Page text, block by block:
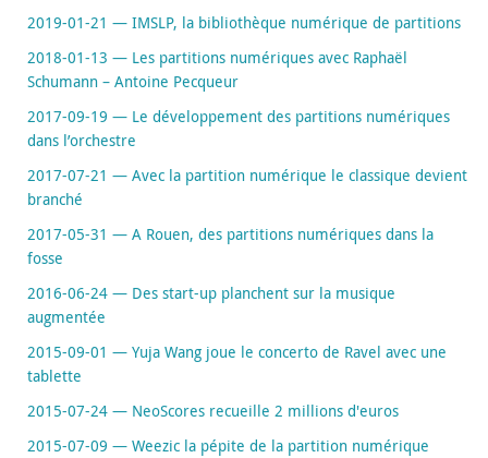
2019-01-21 — IMSLP, la bibliothèque numérique de partitions
2018-01-13 — Les partitions numériques avec Raphaël
Schumann – Antoine Pecqueur
2017-09-19 — Le développement des partitions numériques
dans l’orchestre
2017-07-21 — Avec la partition numérique le classique devient
branché
2017-05-31 — A Rouen, des partitions numériques dans la
fosse
2016-06-24 — Des start-up planchent sur la musique
augmentée
2015-09-01 — Yuja Wang joue le concerto de Ravel avec une
tablette
2015-07-24 — NeoScores recueille 2 millions d'euros
2015-07-09 — Weezic la pépite de la partition numérique